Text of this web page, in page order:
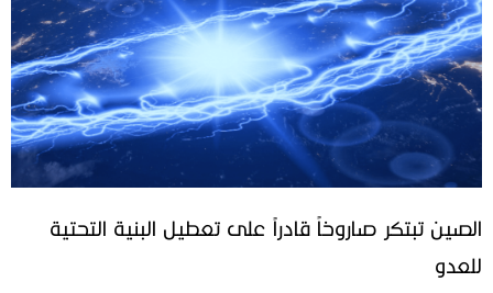
الصين تبتكر صاروخاً قادراً على تعطيل البنية التحتية
للعدو